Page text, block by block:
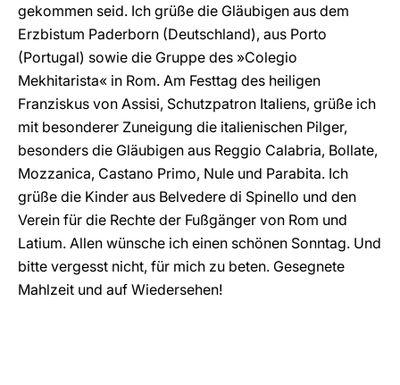
gekommen seid. Ich grüße die Gläubigen aus dem
Erzbistum Paderborn (Deutschland), aus Porto
(Portugal) sowie die Gruppe des »Colegio
Mekhitarista« in Rom. Am Festtag des heiligen
Franziskus von Assisi, Schutzpatron Italiens, grüße ich
mit besonderer Zuneigung die italienischen Pilger,
besonders die Gläubigen aus Reggio Calabria, Bollate,
Mozzanica, Castano Primo, Nule und Parabita. Ich
grüße die Kinder aus Belvedere di Spinello und den
Verein für die Rechte der Fußgänger von Rom und
Latium. Allen wünsche ich einen schönen Sonntag. Und
bitte vergesst nicht, für mich zu beten. Gesegnete
Mahlzeit und auf Wiedersehen!